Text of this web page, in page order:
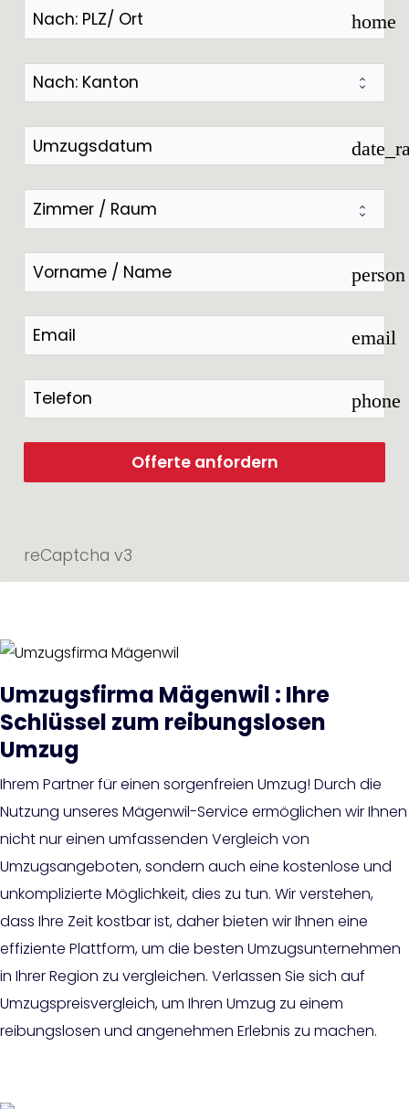
home
person
email
phone
Offerte anfordern
reCaptcha v3
Umzugsfirma Mägenwil : Ihre
Schlüssel zum reibungslosen
Umzug
Ihrem Partner für einen sorgenfreien Umzug! Durch die
Nutzung unseres Mägenwil-Service ermöglichen wir Ihnen
nicht nur einen umfassenden Vergleich von
Umzugsangeboten, sondern auch eine kostenlose und
unkomplizierte Möglichkeit, dies zu tun. Wir verstehen,
dass Ihre Zeit kostbar ist, daher bieten wir Ihnen eine
effiziente Plattform, um die besten Umzugsunternehmen
in Ihrer Region zu vergleichen. Verlassen Sie sich auf
Umzugspreisvergleich, um Ihren Umzug zu einem
reibungslosen und angenehmen Erlebnis zu machen.